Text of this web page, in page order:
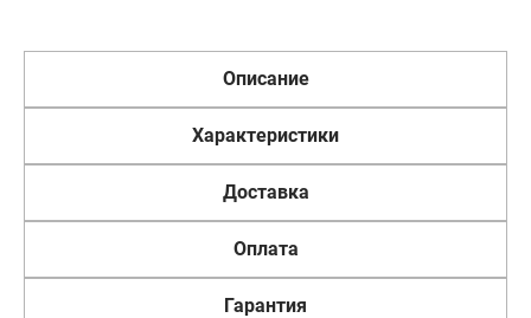
Описание
Характеристики
Доставка
Оплата
Гарантия